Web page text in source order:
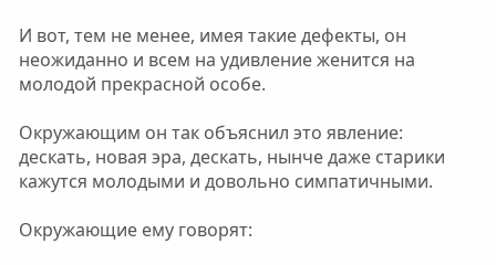
И вот, тем не менее, имея такие дефекты, он
неожиданно и всем на удивление женится на
молодой прекрасной особе.
Окружающим он так объяснил это явление:
дескать, новая эра, дескать, нынче даже старики
кажутся молодыми и довольно симпатичными.
Окружающие ему говорят: